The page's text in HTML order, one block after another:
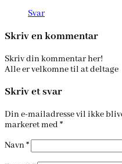
Svar
Skriv en kommentar
Skriv din kommentar her!
Alle er velkomne til at deltage
Skriv et svar
Din e-mailadresse vil ikke
markeret med *
Navn*